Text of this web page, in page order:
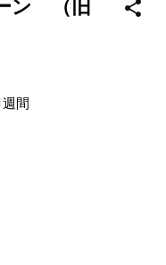
ン （旧
間